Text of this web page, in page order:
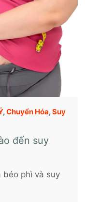
,Chuyển Hóa,Suy
đến suy
béo phì và suy